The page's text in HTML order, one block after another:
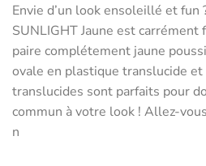
Envie d’un look ensoleillé et fun
SUNLIGHT Jaune est carrément
paire complétement jaune
ovale en plastique translucide et
translucides sont parfaits pour
commun à votre look ! Allez-
n